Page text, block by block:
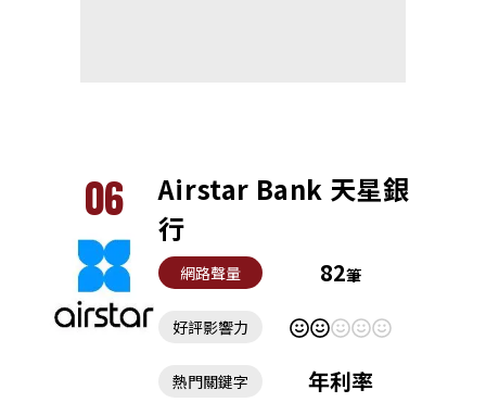
06
Airstar Bank 天星銀
行
網路聲量 82筆
好評影響力
熱門關鍵字 年利率